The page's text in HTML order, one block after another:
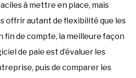
à mettre en place, mais
offrir autant de flexibilité que les
fin de compte, la meilleure façon
de paie est d’évaluer les
puis de comparer les